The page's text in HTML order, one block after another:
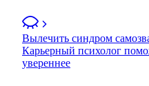
Вылечить синдром
Карьерный психолог
увереннее